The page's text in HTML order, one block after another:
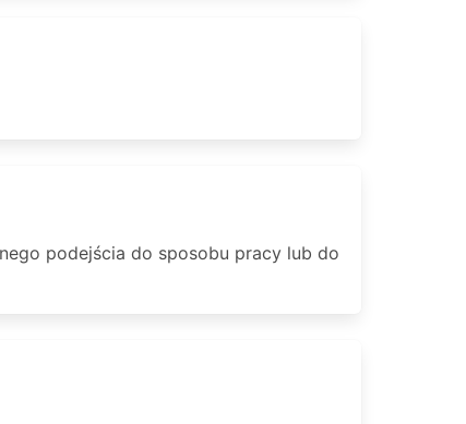
podejścia do sposobu pracy lub do